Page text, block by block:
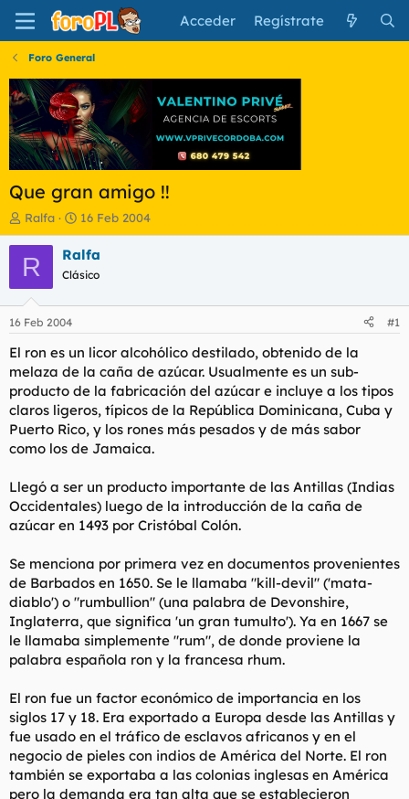
Acceder Regístrate
Foro General
Que gran amigo !!
I
n
i
c
a
d
o
r
e
l
t
e
m
Ralfa
F
e
c
a
i
n
c
i
o
16 Feb 2004
R Ralfa
Clásico
16 Feb 2004 #1
El ron es un licor alcohólico destilado, obtenido de la
melaza de la caña de azúcar. Usualmente es un sub-
producto de la fabricación del azúcar e incluye a los tipos
claros ligeros, típicos de la República Dominicana, Cuba y
Puerto Rico, y los rones más pesados y de más sabor
como los de Jamaica.
Llegó a ser un producto importante de las Antillas (Indias
Occidentales) luego de la introducción de la caña de
azúcar en 1493 por Cristóbal Colón.
Se menciona por primera vez en documentos provenientes
de Barbados en 1650. Se le llamaba "kill-devil" ('mata-
diablo') o "rumbullion" (una palabra de Devonshire,
Inglaterra, que significa 'un gran tumulto'). Ya en 1667 se
le llamaba simplemente "rum", de donde proviene la
palabra española ron y la francesa rhum.
El ron fue un factor económico de importancia en los
siglos 17 y 18. Era exportado a Europa desde las Antillas y
fue usado en el tráfico de esclavos africanos y en el
negocio de pieles con indios de América del Norte. El ron
también se exportaba a las colonias inglesas en América
pero la demanda era tan alta que se establecieron